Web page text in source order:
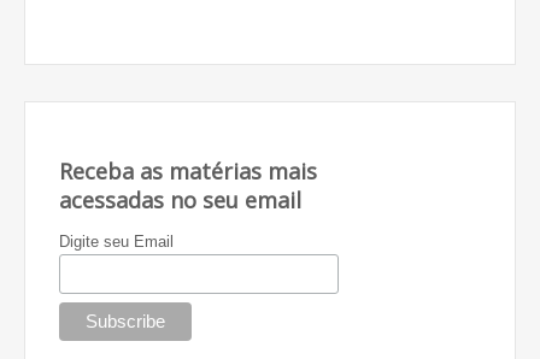
Receba as matérias mais
acessadas no seu email
Digite seu Email